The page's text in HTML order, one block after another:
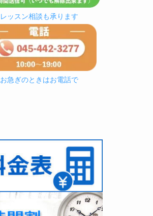
レッスン相談も承ります
お急ぎのときはお電話で